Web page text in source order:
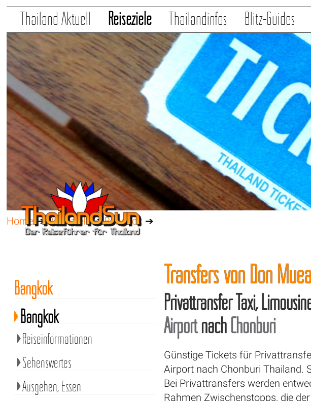
Thailand Aktuell Reiseziele Thailandinfos Blitz-Guides
Home➔Reiseziele➔Bangkok ➔
Transfers von Don
Privattransfer Taxi,
AirportnachChonburi
Günstige Tickets für
Airport nach Chonburi Thailand.
Bei Privattransfers werden
Rahmen Zwischenstopps, die
Bangkok
Bangkok
Reiseinformationen
Sehenswertes
Ausgehen, Essen